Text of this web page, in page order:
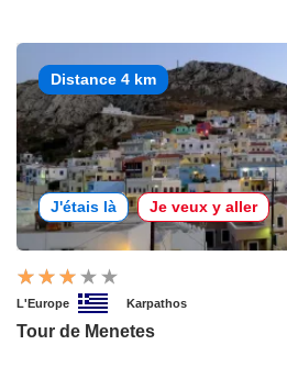
Distance 4 km
J'étais là Je veux y aller
L'Europe Karpathos
Tour de Menetes